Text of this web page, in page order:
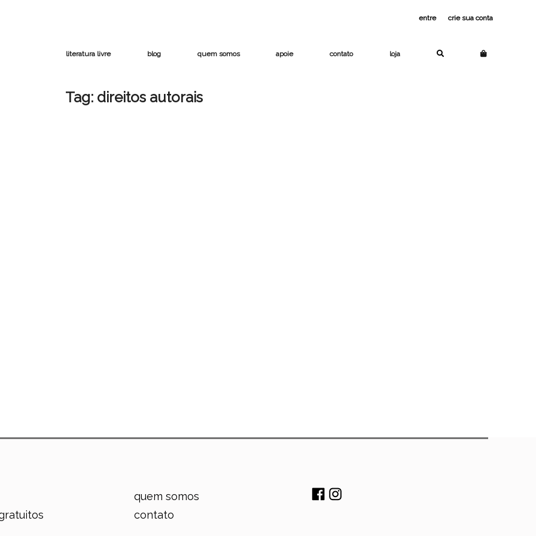
entreou crie sua conta
literatura livre blog quem somos apoie contato loja
Tag: direitos autorais
quem somos
contato